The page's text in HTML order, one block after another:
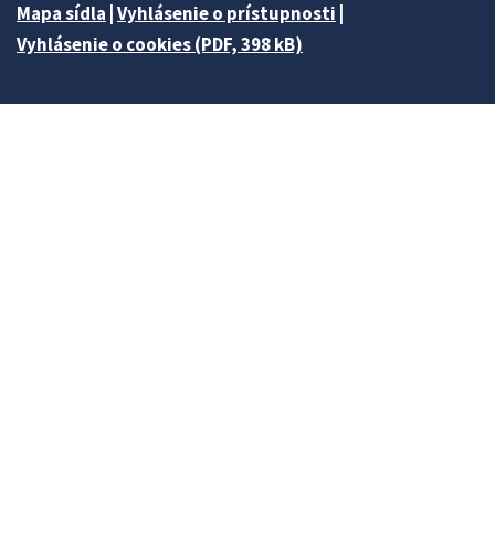
Mapa sídla Vyhlásenie o prístupnosti
Vyhlásenie o cookies (PDF, 398 kB)